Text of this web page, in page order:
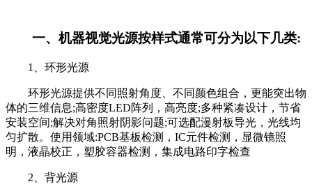
一、机器视觉光源按样式通常可分为以下几类:
1、环形光源
环形光源提供不同照射角度、不同颜色组合，更能突出物
体的三维信息;高密度LED阵列，高亮度;多种紧凑设计，节省
安装空间;解决对角照射阴影问题;可选配漫射板导光，光线均
匀扩散。使用领域:PCB基板检测，IC元件检测，显微镜照
明，液晶校正，塑胶容器检测，集成电路印字检查
2、背光源